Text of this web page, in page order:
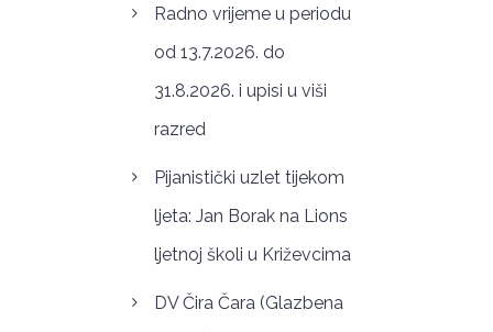
Radno vrijeme u periodu
od 13.7.2026. do
31.8.2026. i upisi u viši
razred
Pijanistički uzlet tijekom
ljeta: Jan Borak na Lions
ljetnoj školi u Križevcima
DV Čira Čara (Glazbena